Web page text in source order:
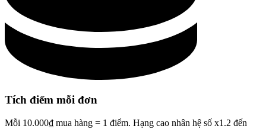
Tích điểm mỗi đơn
Mỗi 10.000₫ mua hàng = 1 điểm. Hạng cao nhân hệ số x1.2 đến